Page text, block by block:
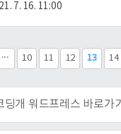
을 의미합니다. 당연하게도,
게 postman 등으로 테스트
가 되면 accept를 떨어
7. 16. 11:00
··· 10 11 12 13 14
딩개 워드프레스 바로가기